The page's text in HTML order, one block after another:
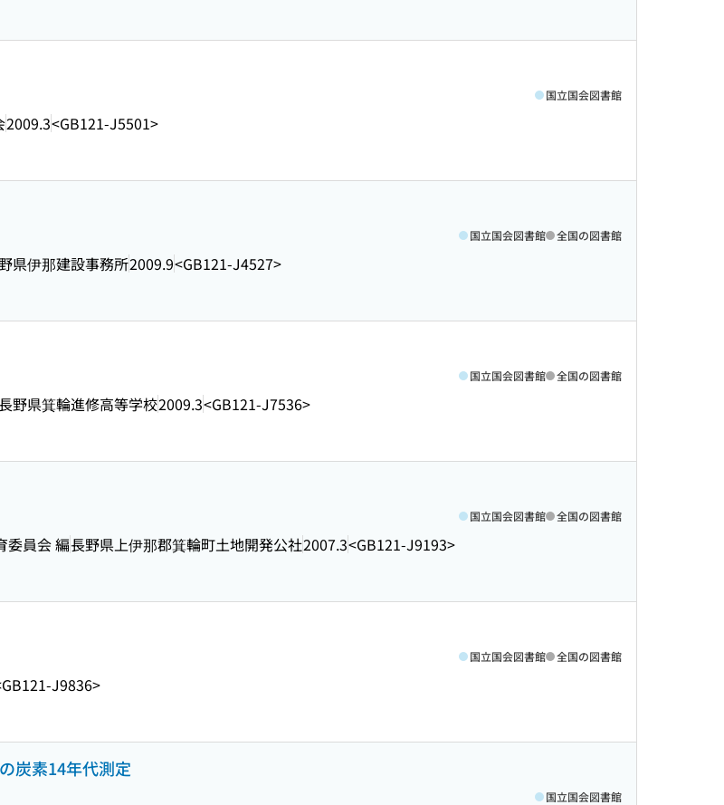
2009.3<GB121-J5501>
国立国会図書館
県伊那建設事務所2009.9<GB121-J4527>
国立国会図書館 全国の図書館
野県箕輪進修高等学校2009.3<GB121-J7536>
国立国会図書館 全国の図書館
委員会 編長野県上伊那郡箕輪町土地開発公社2007.3<GB121-J9193>
国立国会図書館 全国の図書館
J9836>
国立国会図書館 全国の図書館
炭素14年代測定
国立国会図書館